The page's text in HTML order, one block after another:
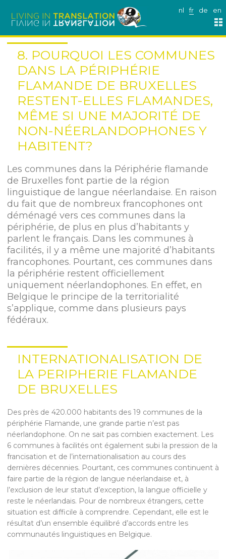
nl fr de en
8. POURQUOI LES COMMUNES
DANS LA PÉRIPHÉRIE
FLAMANDE DE BRUXELLES
RESTENT-ELLES FLAMANDES,
MÊME SI UNE MAJORITÉ DE
NON-NÉERLANDOPHONES Y
HABITENT?
Les communes dans la Périphérie flamande
de Bruxelles font partie de la région
linguistique de langue néerlandaise. En raison
du fait que de nombreux francophones ont
déménagé vers ces communes dans la
périphérie, de plus en plus d’habitants y
parlent le français. Dans les communes à
facilités, il y a même une majorité d’habitants
francophones. Pourtant, ces communes dans
la périphérie restent officiellement
uniquement néerlandophones. En effet, en
Belgique le principe de la territorialité
s’applique, comme dans plusieurs pays
fédéraux.
INTERNATIONALISATION DE
LA PERIPHERIE FLAMANDE
DE BRUXELLES
Des près de 420.000 habitants des 19 communes de la
périphérie Flamande, une grande partie n’est pas
néerlandophone. On ne sait pas combien exactement. Les
6 communes à facilités ont également subi la pression de la
francisation et de l’internationalisation au cours des
dernières décennies. Pourtant, ces communes continuent à
faire partie de la région de langue néerlandaise et, à
l’exclusion de leur statut d’exception, la langue officielle y
reste le néerlandais. Pour de nombreux étrangers, cette
situation est difficile à comprendre. Cependant, elle est le
résultat d’un ensemble équilibré d’accords entre les
communautés linguistiques en Belgique.